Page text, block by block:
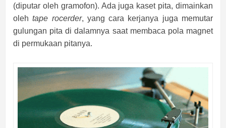
(diputar oleh gramofon). Ada juga kaset pita, dimainkan
olehtape rocerder, yang cara kerjanya juga memutar
gulungan pita di dalamnya saat membaca pola magnet
di permukaan pitanya.